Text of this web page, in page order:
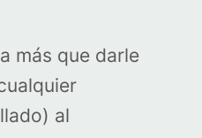
más que darle
al